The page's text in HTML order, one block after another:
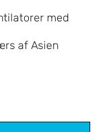
med
af Asien